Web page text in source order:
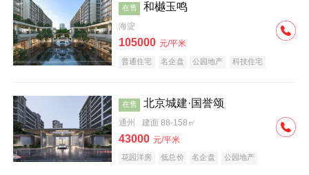
在售 和樾玉鸣
海淀
105000 元/平米
普通住宅 名企盘 公园地产 科技住宅
在售 北京城建·国誉颂
通州 建面 88-158㎡
43000 元/平米
花园洋房 低总价 名企盘 公园地产